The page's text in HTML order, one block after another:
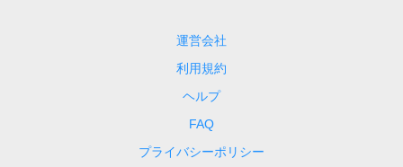
運営会社
利用規約
ヘルプ
FAQ
プライバシーポリシー